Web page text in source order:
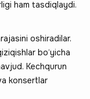
ham tasdiqlaydi.
oshiradilar.
bo‘yicha
Kechqurun
konsertlar